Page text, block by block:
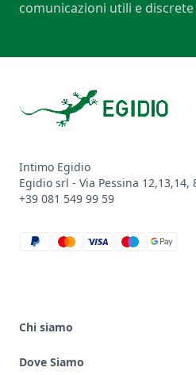
comunicazioni utili e discrete
Intimo Egidio
Egidio srl - Via Pessina
+39 081 549 99 59
paypal
mastercard
visa
maestro
google_pay
Chi siamo
Dove Siamo